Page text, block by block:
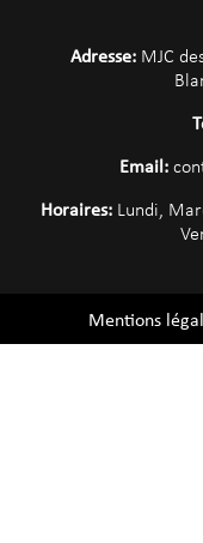
Adresse: MJC
Email:
Horaires: Lundi,
Mentions